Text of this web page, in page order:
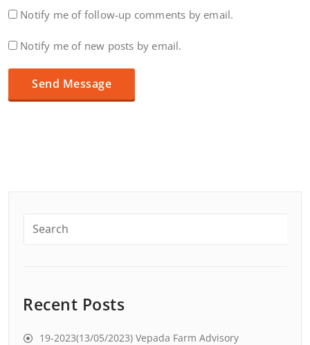
Notify me of follow-up comments by email.
Notify me of new posts by email.
Recent Posts
19-2023(13/05/2023) Vepada Farm Advisory